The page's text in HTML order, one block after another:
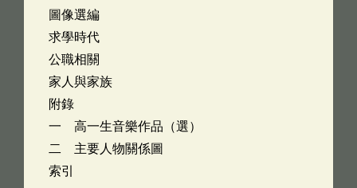
圖像選編
求學時代
公職相關
家人與家族
附錄
一 高一生音樂作品（選）
二 主要人物關係圖
索引